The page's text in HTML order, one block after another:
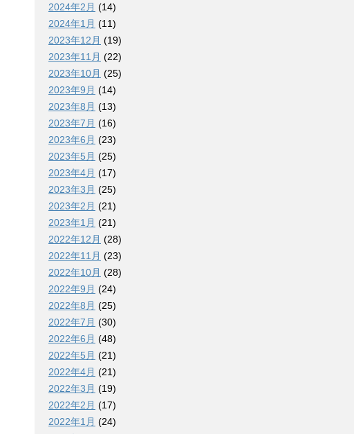
2024年2月 (14)
2024年1月 (11)
2023年12月 (19)
2023年11月 (22)
2023年10月 (25)
2023年9月 (14)
2023年8月 (13)
2023年7月 (16)
2023年6月 (23)
2023年5月 (25)
2023年4月 (17)
2023年3月 (25)
2023年2月 (21)
2023年1月 (21)
2022年12月 (28)
2022年11月 (23)
2022年10月 (28)
2022年9月 (24)
2022年8月 (25)
2022年7月 (30)
2022年6月 (48)
2022年5月 (21)
2022年4月 (21)
2022年3月 (19)
2022年2月 (17)
2022年1月 (24)